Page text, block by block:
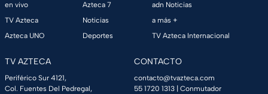
en vivo
TV Azteca
Azteca UNO
Azteca 7
Noticias
Deportes
adn Noticias
a más +
TV Azteca Internacional
TV AZTECA
Periférico Sur 4121,
Col. Fuentes Del Pedregal,
CONTACTO
contacto@tvazteca.com
55 1720 1313 | Conmutador